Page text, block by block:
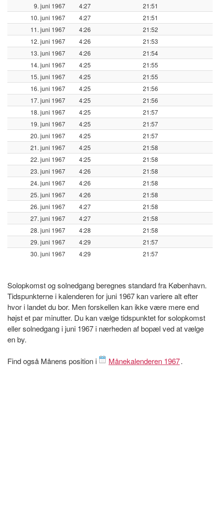
9. juni 1967 4:27
21:51
10. juni 1967
4:27
21:51
11. juni 1967
4:26
21:52
12. juni 1967
4:26
21:53
13. juni 1967
4:26
21:54
14. juni 1967
4:25
21:55
15. juni 1967
4:25
21:55
16. juni 1967
4:25
21:56
17. juni 1967
4:25
21:56
18. juni 1967
4:25
21:57
19. juni 1967
4:25
21:57
20. juni 1967
4:25
21:57
21. juni 1967
4:25
21:58
22. juni 1967
4:25
21:58
23. juni 1967
4:26
21:58
24. juni 1967
4:26
21:58
25. juni 1967
4:26
21:58
26. juni 1967
4:27
21:58
27. juni 1967
4:27
21:58
28. juni 1967
4:28
21:58
29. juni 1967
4:29
21:57
30. juni 1967
4:29 21:57
Solopkomst og solnedgang beregnes standard fra København.
Tidspunkterne i kalenderen for juni 1967 kan variere alt efter
hvor i landet du bor. Men forskellen kan ikke være mere end
højst et par minutter. Du kan vælge tidspunktet for solopkomst
eller solnedgang i juni 1967 i nærheden af bopæl ved at vælge
en by.
Find også Månens position i Månekalenderen 1967.